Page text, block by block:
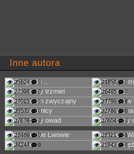
Inne autora
25624 0 24856 0
27396 0 26485 0
27015 0 27799 0
23572 0 22786 0
27678 0 27604 0
22466 0 22321 0
24244 0 21943 0